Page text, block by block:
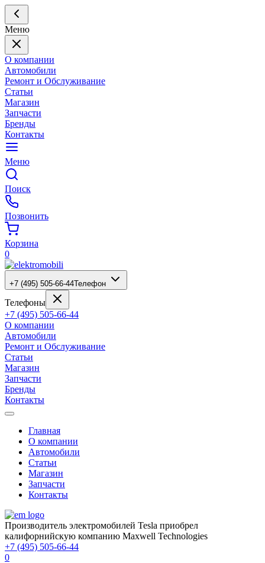
Меню
О компании
Автомобили
Ремонт и Обслуживание
Статьи
Магазин
Запчасти
Бренды
Контакты
Меню
Поиск
Позвонить
Корзина
0
+7 (495) 505-66-44Телефон
Телефоны
+7 (495) 505-66-44
О компании
Автомобили
Ремонт и Обслуживание
Статьи
Магазин
Запчасти
Бренды
Контакты
Главная
О компании
Автомобили
Статьи
Магазин
Запчасти
Контакты
Производитель электромобилей Tesla приобрел
калифорнийскую компанию Maxwell Technologies
+7 (495) 505-66-44
0